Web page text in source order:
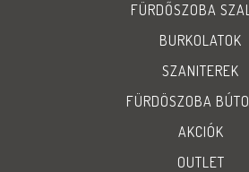
FÜRDŐSZOBA
BURKOLATOK
SZANITEREK
FÜRDÖSZOBA
AKCIÓK
OUTLET